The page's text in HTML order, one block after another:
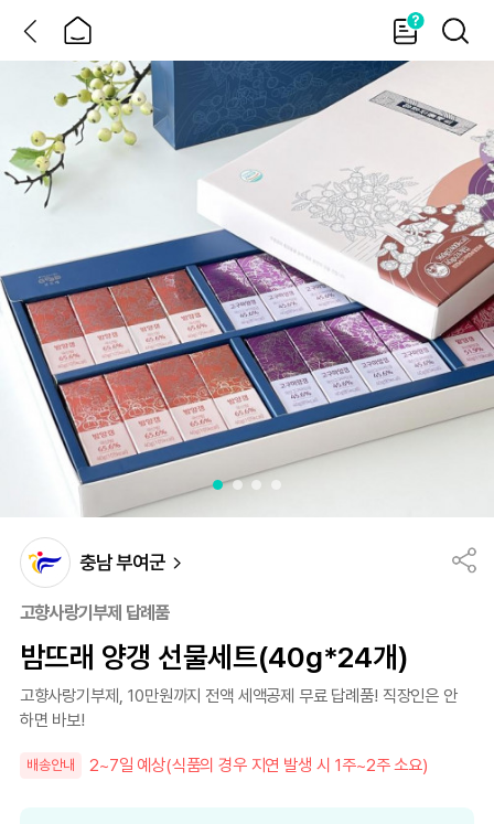
홈
가
이
드
검
색
충남 부여군
고향사랑기부제 답례품
밤뜨래 양갱 선물세트(40g*24개)
고향사랑기부제, 10만원까지 전액 세액공제 무료 답례품! 직장인은 안
하면 바보!
배송안내 2~7일 예상(식품의 경우 지연 발생 시 1주~2주 소요)